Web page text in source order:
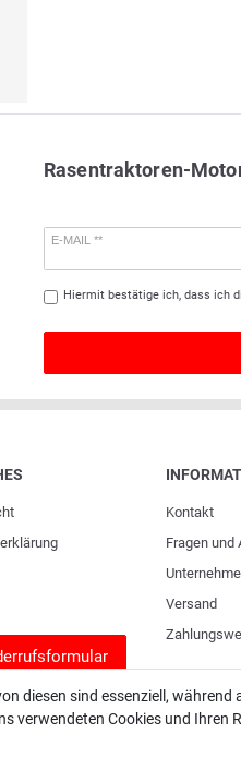
Rasentraktoren-
E-MAIL **
Hiermit bestätige ich, dass ich
Kontakt
Fragen und
Versand
SHOPVOTE Bewertungen.
diesen sind essenziell,
verwendeten Cookies und Ihren